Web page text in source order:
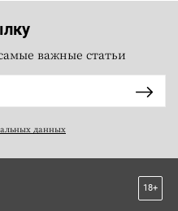
важные статьи
данных
18+